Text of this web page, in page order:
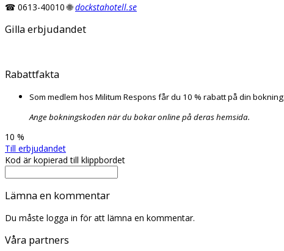
☎ 0613-40010 🌐dockstahotell.se
Gilla erbjudandet
Rabattfakta
Som medlem hos Militum Respons får du 10 % rabatt på din bokning.
Ange bokningskoden när du bokar online på deras hemsida.
10 %
Till erbjudandet
Kod är kopierad till klippbordet
Lämna en kommentar
Du måste logga in för att lämna en kommentar.
Våra partners